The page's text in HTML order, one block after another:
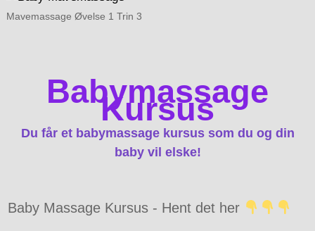
Mavemassage Øvelse 1 Trin 3
Babymassage
Kursus
Du får et babymassage kursus som du og din
baby vil elske!
Baby Massage Kursus - Hent det her